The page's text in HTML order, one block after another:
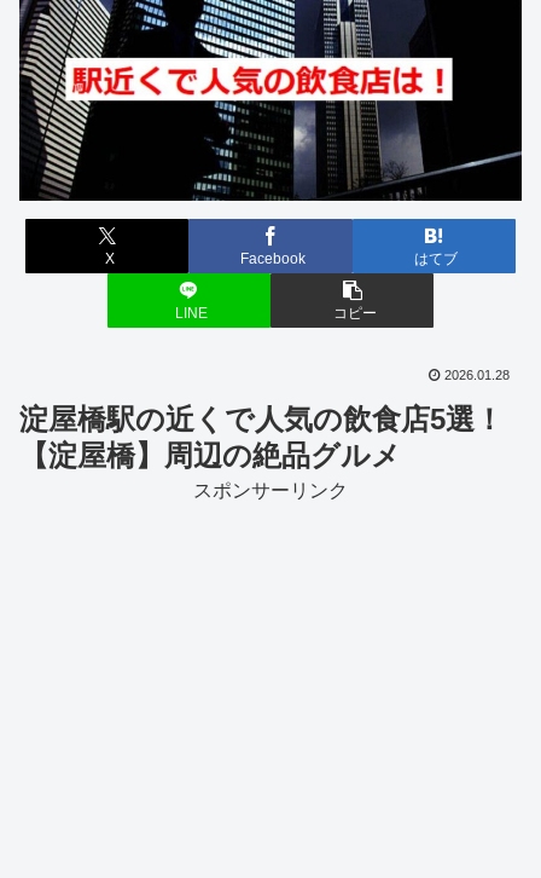
X Facebook はてブ
LINE コピー
2026.01.28
淀屋橋駅の近くで人気の飲食店5選！
【淀屋橋】周辺の絶品グルメ
スポンサーリンク